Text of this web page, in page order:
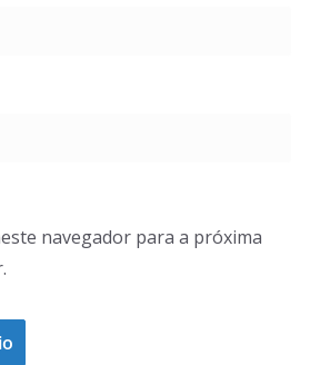
navegador para a próxima